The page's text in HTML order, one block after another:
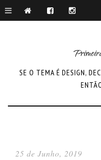
SE O TEMA É DESIGN,
25 de Junho, 2019